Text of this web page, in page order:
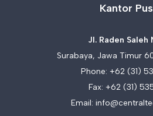
Kantor
Jl. Raden Saleh
Surabaya, Jawa Timur
Phone: +62 (31)
Fax: +62 (31)
Email: